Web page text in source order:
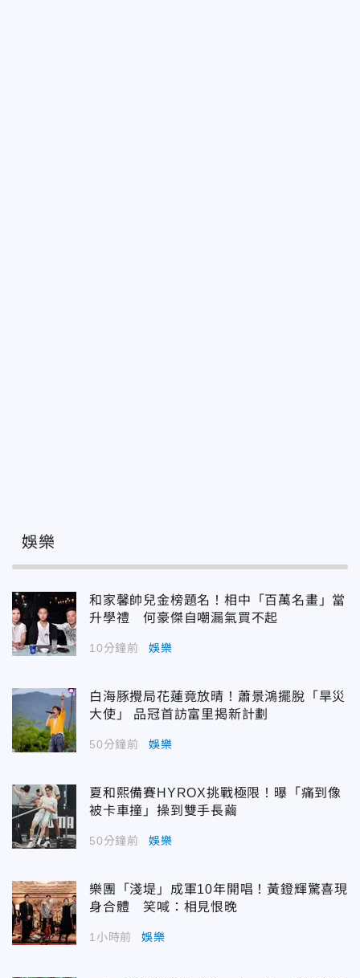
娛樂
和家馨帥兒金榜題名！相中「百萬名畫」當
升學禮 何豪傑自嘲漏氣買不起
10分鐘前 娛樂
白海豚攪局花蓮竟放晴！蕭景鴻擺脫「旱災
大使」 品冠首訪富里揭新計劃
50分鐘前 娛樂
夏和熙備賽HYROX挑戰極限！曝「痛到像
被卡車撞」操到雙手長繭
50分鐘前 娛樂
樂團「淺堤」成軍10年開唱！黃鐙輝驚喜現
身合體 笑喊：相見恨晚
1小時前 娛樂